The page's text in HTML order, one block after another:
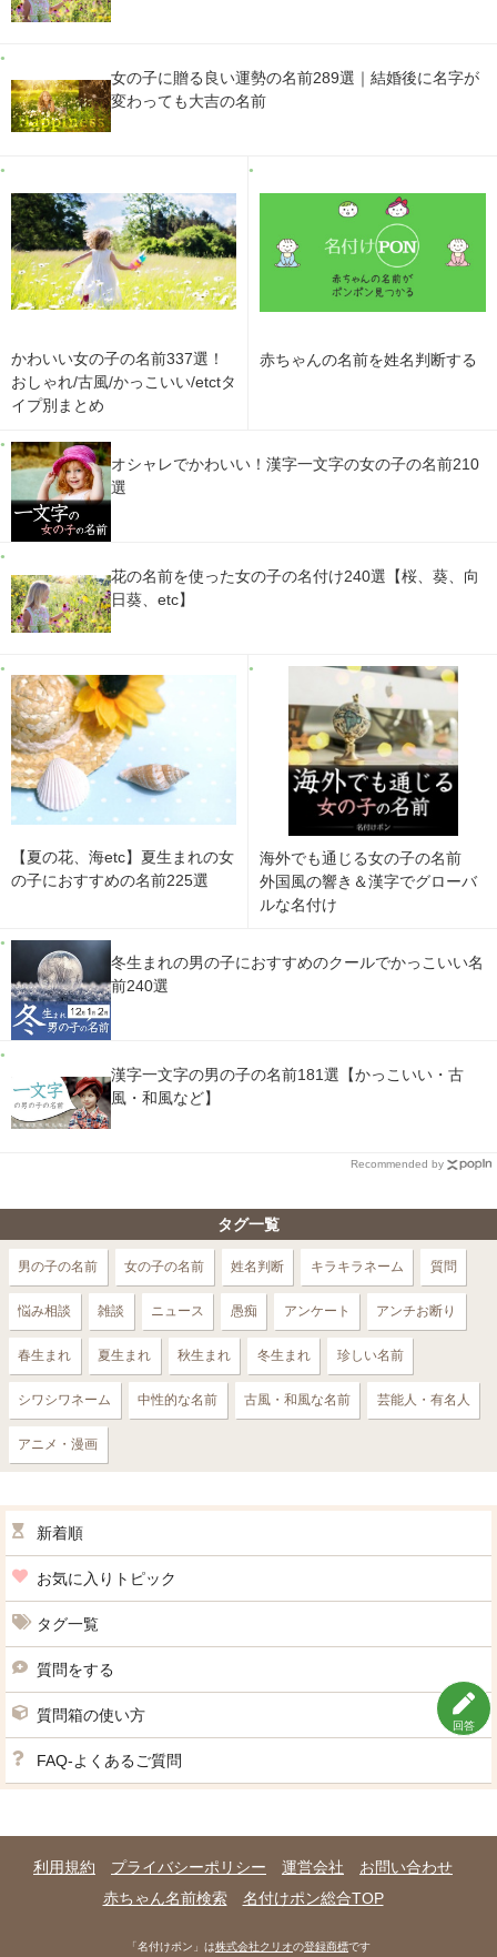
回答
女の子に贈る良い運勢の名前289選｜結婚後に名字が
変わっても大吉の名前
かわいい女の子の名前337選！
おしゃれ/古風/かっこいい/etctタ
イプ別まとめ
赤ちゃんの名前を姓名判断する
オシャレでかわいい！漢字一文字の女の子の名前210
選
花の名前を使った女の子の名付け240選【桜、葵、向
日葵、etc】
【夏の花、海etc】夏生まれの女
の子におすすめの名前225選
海外でも通じる女の子の名前
外国風の響き＆漢字でグローバ
ルな名付け
冬生まれの男の子におすすめのクールでかっこいい名
前240選
漢字一文字の男の子の名前181選【かっこいい・古
風・和風など】
Recommended by
タグ一覧
男の子の名前 女の子の名前 姓名判断 キラキラネーム 質問
悩み相談 雑談 ニュース 愚痴 アンケート アンチお断り
春生まれ 夏生まれ 秋生まれ 冬生まれ 珍しい名前
シワシワネーム 中性的な名前 古風・和風な名前 芸能人・有名人
アニメ・漫画
新着順
お気に入りトピック
タグ一覧
質問をする
質問箱の使い方
FAQ-よくあるご質問
利用規約 プライバシーポリシー 運営会社
お問い合わせ
赤ちゃん名前検索
名付けポン総合TOP
「名付けポン」は株式会社クリオの登録商標です